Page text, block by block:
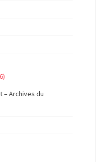
– Archives du